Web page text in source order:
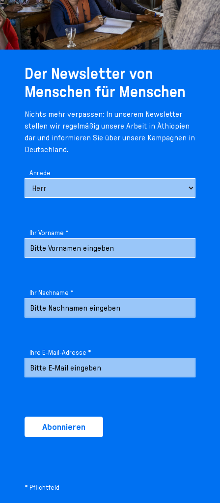
Der Newsletter von
Menschen für Menschen
Nichts mehr verpassen: In unserem Newsletter
stellen wir regelmäßig unsere Arbeit in Äthiopien
dar und informieren Sie über unsere Kampagnen in
Deutschland.
Anrede
Ihr Vorname *
Ihr Nachname *
Ihre E-Mail-Adresse *
Abonnieren
* Pflichtfeld